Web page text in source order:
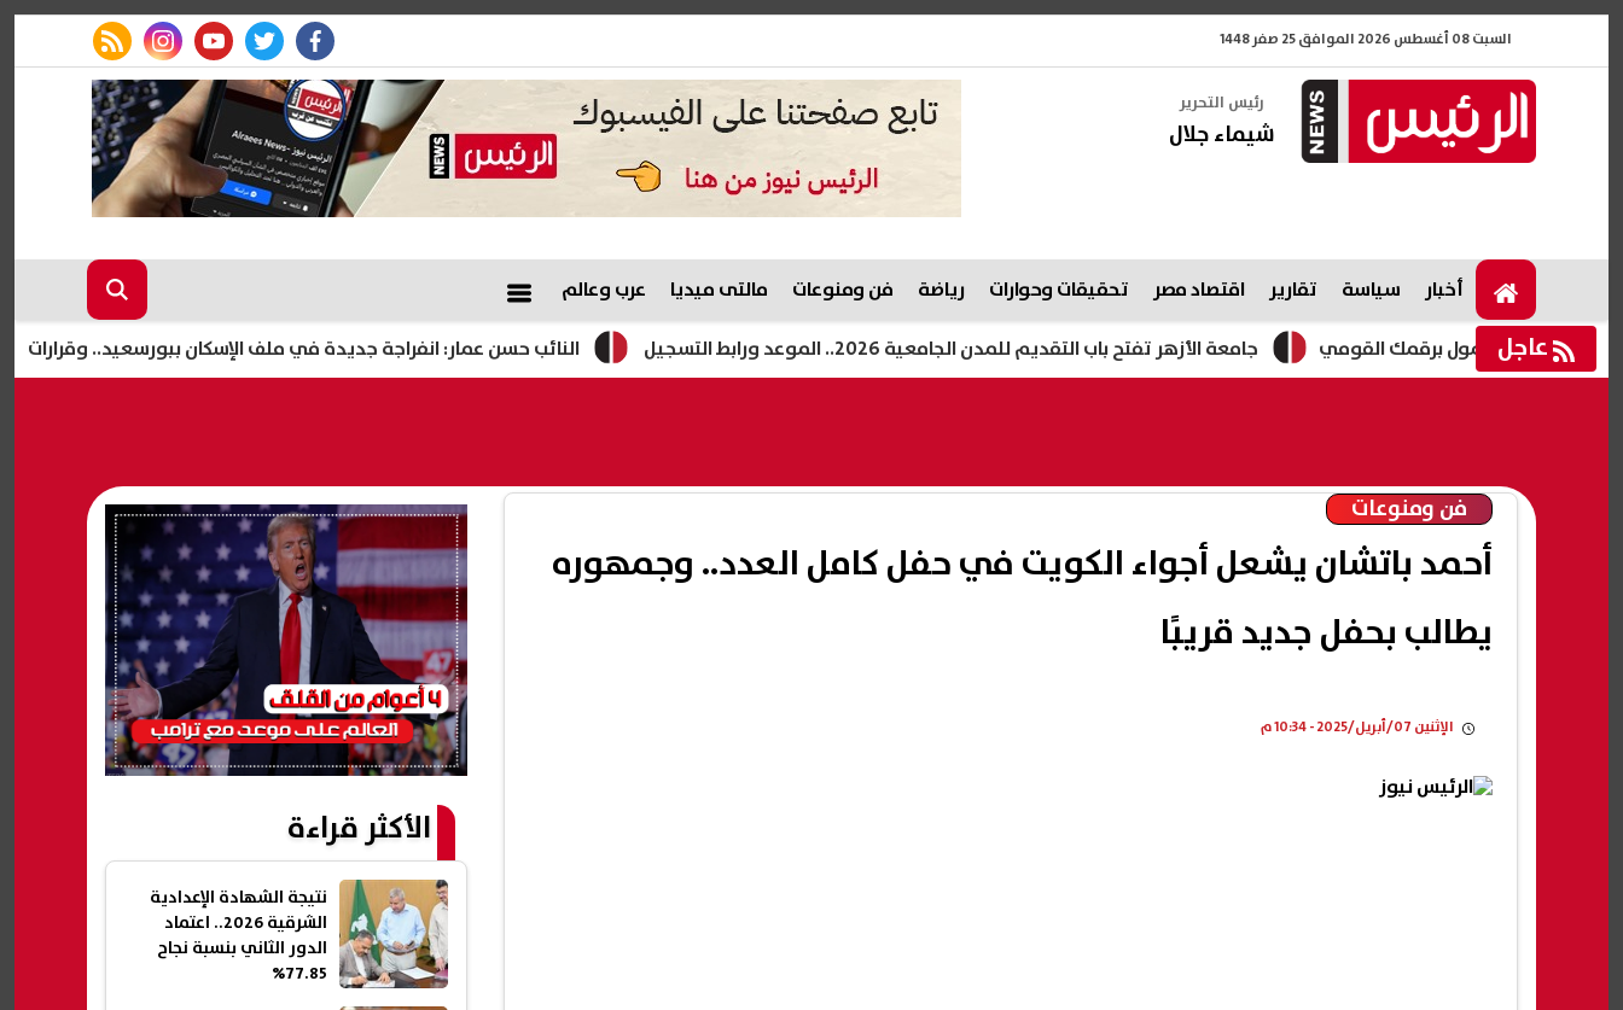
السبت 08 أغسطس 2026 الموافق 25 صفر 1448
facebook
twitter
youtube
instagram
rss feed
رئيس التحرير
شيماء جلال
أخبار سياسة تقارير اقتصاد مصر تحقيقات وحوارات رياضة فن ومنوعات مالتى ميديا عرب وعالم
عاجل النائب حسن عمار: انفراجة جديدة في ملف الإسكان ببورسعيد.. وقرارات مهمة تشمل طرح جامعة الأزهر تفتح باب التقديم للمدن الجامعية 2026.. الموعد ورابط التسجيل
فن ومنوعات
أحمد باتشان يشعل أجواء الكويت في حفل كامل العدد.. وجمهوره
يطالب بحفل جديد قريبًا
الإثنين 07/أبريل/2025 - 10:34 م
الأكثر قراءة
نتيجة الشهادة الإعدادية
الشرقية 2026.. اعتماد
الدور الثاني بنسبة نجاح
77.85%